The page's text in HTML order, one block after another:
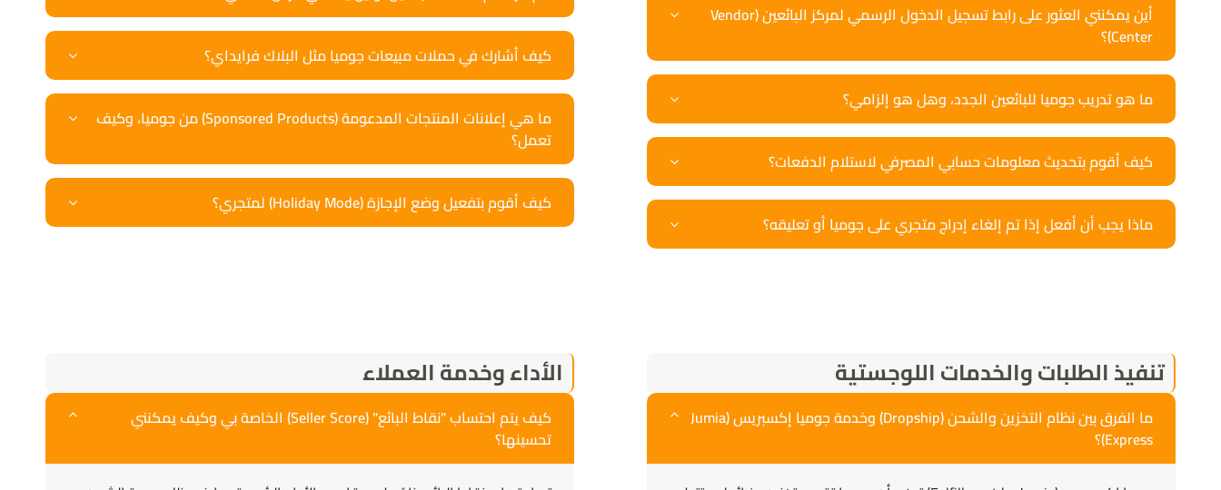
أين يمكنني العثور على رابط تسجيل الدخول الرسمي لمركز البائعين (Vendor
Center)؟
ما هو تدريب جوميا للبائعين الجدد، وهل هو إلزامي؟
كيف أقوم بتحديث معلومات حسابي المصرفي لاستلام الدفعات؟
ماذا يجب أن أفعل إذا تم إلغاء إدراج متجري على جوميا أو تعليقه؟
كيف أشارك في حملات مبيعات جوميا مثل البلاك فرايداي؟
ما هي إعلانات المنتجات المدعومة (Sponsored Products) من جوميا، وكيف
تعمل؟
كيف أقوم بتفعيل وضع الإجازة (Holiday Mode) لمتجري؟
تنفيذ الطلبات والخدمات اللوجستية
ما الفرق بين نظام التخزين والشحن (Dropship) وخدمة جوميا إكسبريس (Jumia
Express)؟
الأداء وخدمة العملاء
كيف يتم احتساب "نقاط البائع" (Seller Score) الخاصة بي وكيف يمكنني
تحسينها؟